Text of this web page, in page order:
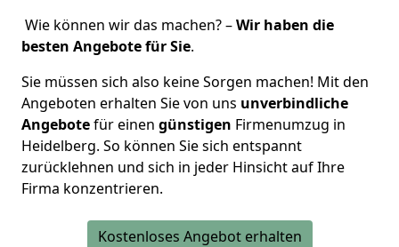
Wie können wir das machen? –Wir haben die
besten Angebote für Sie.
Sie müssen sich also keine Sorgen machen! Mit den
Angeboten erhalten Sie von uns unverbindliche
Angebotefür einen günstigen Firmenumzug in
Heidelberg. So können Sie sich entspannt
zurücklehnen und sich in jeder Hinsicht auf Ihre
Firma konzentrieren.
Kostenloses Angebot erhalten